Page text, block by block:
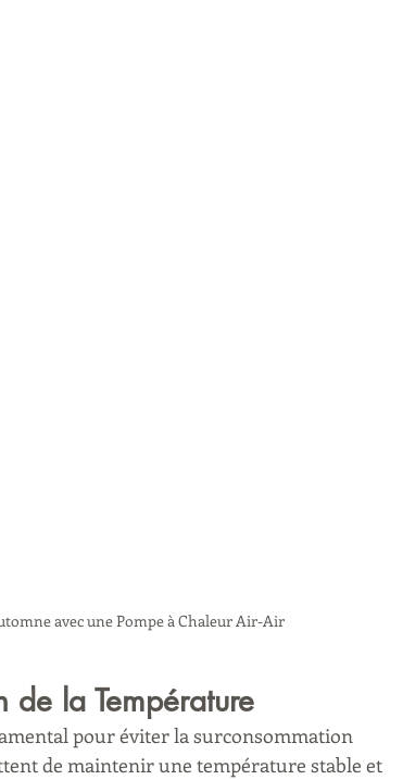
avec une Pompe à Chaleur Air-Air
de la Température
pour éviter la surconsommation
de maintenir une température stable et